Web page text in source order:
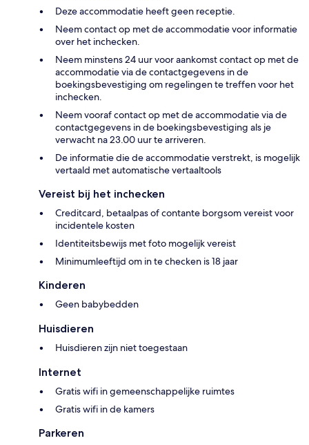
Deze accommodatie heeft geen receptie.
Neem contact op met de accommodatie voor informatie
over het inchecken.
Neem minstens 24 uur voor aankomst contact op met de
accommodatie via de contactgegevens in de
boekingsbevestiging om regelingen te treffen voor het
inchecken.
Neem vooraf contact op met de accommodatie via de
contactgegevens in de boekingsbevestiging als je
verwacht na 23.00 uur te arriveren.
De informatie die de accommodatie verstrekt, is mogelijk
vertaald met automatische vertaaltools
Vereist bij het inchecken
Creditcard, betaalpas of contante borgsom vereist voor
incidentele kosten
Identiteitsbewijs met foto mogelijk vereist
Minimumleeftijd om in te checken is 18 jaar
Kinderen
Geen babybedden
Huisdieren
Huisdieren zijn niet toegestaan
Internet
Gratis wifi in gemeenschappelijke ruimtes
Gratis wifi in de kamers
Parkeren